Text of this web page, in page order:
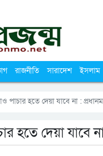
রাজনীতি সারাদেশ ইসলাম
হতে দেয়া যাবে না :
দেয়া যাবে না :